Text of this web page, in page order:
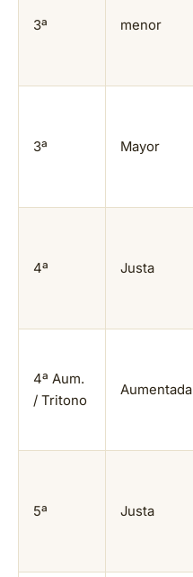
3ª menor
3ª Mayor
4ª Justa
4ª Aum.
/ Tritono
Aumentada
5ª Justa